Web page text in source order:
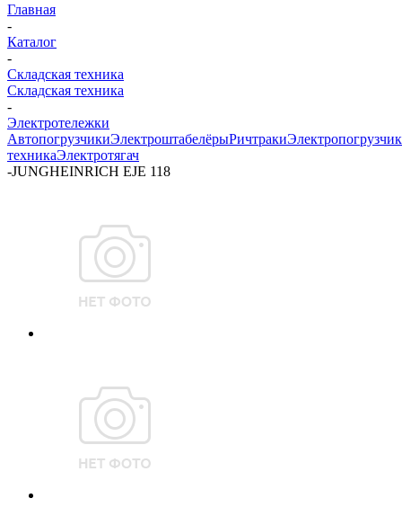
Главная
-
Каталог
-
Складская техника
Складская техника
-
Электротележки
АвтопогрузчикиЭлектроштабелёрыРичтраки
техникаЭлектротягач
-JUNGHEINRICH EJE 118